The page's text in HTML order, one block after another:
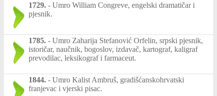
1729. - Umro William Congreve, engelski dramatičar i
pjesnik.
1785. - Umro Zaharija Stefanović Orfelin, srpski pjesnik,
istoričar, naučnik, bogoslov, izdavač, kartograf, kaligraf
prevodilac, leksikograf i farmaceut.
1844. - Umro Kalist Ambruš, gradišćanskohrvatski
franjevac i vjerski pisac.